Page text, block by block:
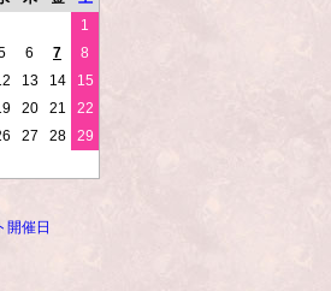
1
6 7
8
13 14
15
20 21
22
27 28
29
開催日